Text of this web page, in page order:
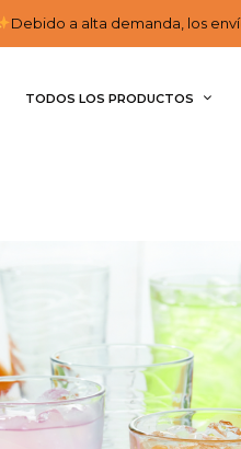
Debido a alta demanda, los
TODOS LOS PRODUCTOS